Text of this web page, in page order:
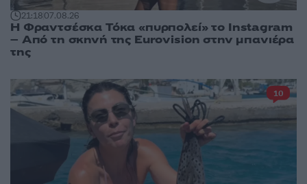
21:1807.08.26
Η Φραντσέσκα Τόκα «πυρπολεί» το Instagram
– Από τη σκηνή της Eurovision στην μπανιέρα
της
10